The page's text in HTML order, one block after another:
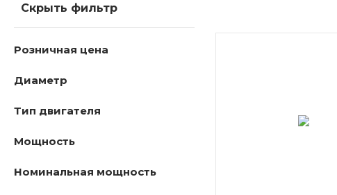
Скрыть фильтр
Розничная цена
Диаметр
Тип двигателя
Мощность
Номинальная мощность